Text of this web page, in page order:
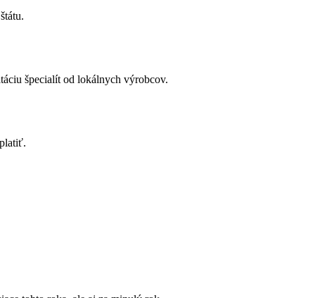
špecialít od lokálnych výrobcov.